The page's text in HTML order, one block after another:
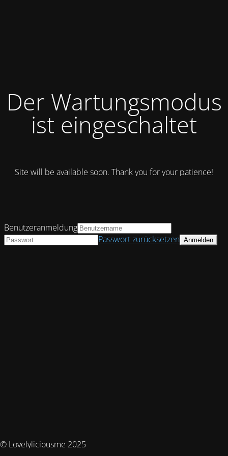
Der Wartungsmodus
ist eingeschaltet
Site will be available soon. Thank you for your patience!
© Lovelyliciousme 2025
Benutzeranmeldung
Passwort zurücksetzen